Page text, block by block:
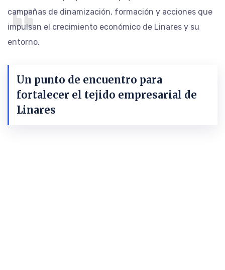
campañas de dinamización, formación y acciones que
impulsan el crecimiento económico de Linares y su
entorno.
Un punto de encuentro para
fortalecer el tejido empresarial de
Linares